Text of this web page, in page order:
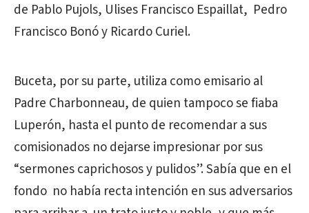
de Pablo Pujols, Ulises Francisco Espaillat, Pedro
Francisco Bonó y Ricardo Curiel.
Buceta, por su parte, utiliza como emisario al
Padre Charbonneau, de quien tampoco se fiaba
Luperón, hasta el punto de recomendar a sus
comisionados no dejarse impresionar por sus
“sermones caprichosos y pulidos”. Sabía que en el
fondo no había recta intención en sus adversarios